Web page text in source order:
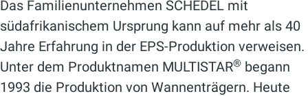
Das Familienunternehmen SCHEDEL mit
südafrikanischem Ursprung kann auf mehr als 40
Jahre Erfahrung in der EPS-Produktion verweisen.
Unter dem Produktnamen MULTISTAR® begann
1993 die Produktion von Wannenträgern. Heute